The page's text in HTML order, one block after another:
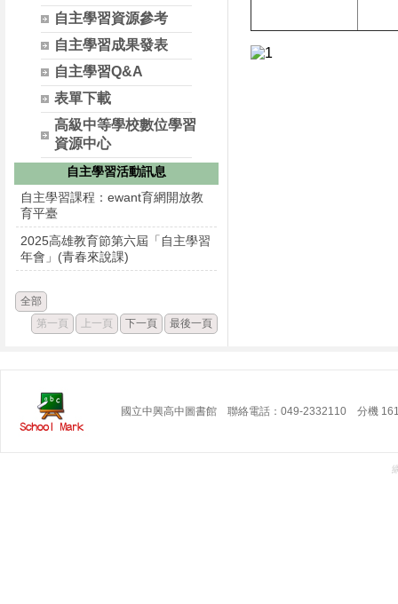
自主學習資源參考
自主學習成果發表
自主學習Q&A
表單下載
高級中等學校數位學習
資源中心
自主學習活動訊息
自主學習課程：ewant育網開放教
育平臺
2025高雄教育節第六屆「自主學習
年會」(青春來說課)
全部
第一頁
上一頁 下一頁 最後一頁
國立中興高中圖書館 聯絡電話：049-2332110 分機